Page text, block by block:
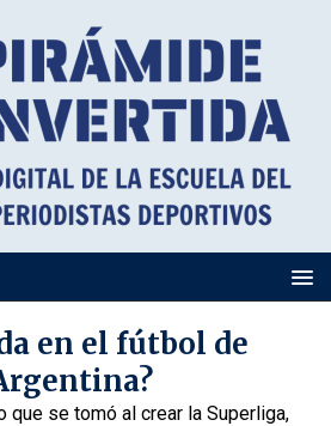
en el fútbol de
que se tomó al crear la Superliga,